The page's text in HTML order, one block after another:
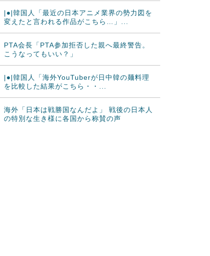
|●|韓国人「最近の日本アニメ業界の勢力図を
変えたと言われる作品がこちら…」...
PTA会長「PTA参加拒否した親へ最終警告。
こうなってもいい？」
|●|韓国人「海外YouTuberが日中韓の麺料理
を比較した結果がこちら・・...
海外「日本は戦勝国なんだよ」 戦後の日本人
の特別な生き様に各国から称賛の声